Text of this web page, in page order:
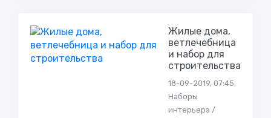
Жилые дома,
ветлечебница
и набор для
строительства
18-09-2019, 07:45,
Наборы
интерьера /